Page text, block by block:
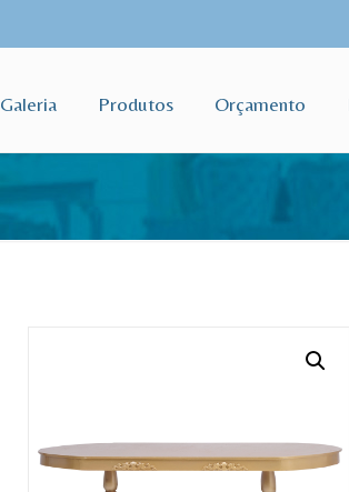
Galeria Produtos Orçamento